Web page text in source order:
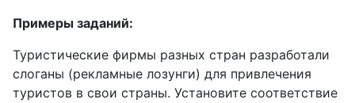
Примеры заданий:
Туристические фирмы разных стран разработали
слоганы (рекламные лозунги) для привлечения
туристов в свои страны. Установите соответствие